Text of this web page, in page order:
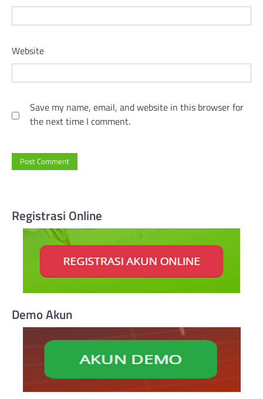
Website
Save my name, email, and website in this browser for
the next time I comment.
Registrasi Online
Demo Akun